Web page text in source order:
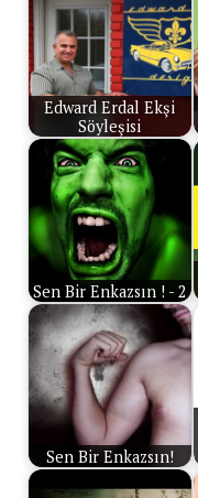
Edward Erdal Ekşi
Söyleşisi
Sen Bir Enkazsın ! - 2
Sen Bir Enkazsın!